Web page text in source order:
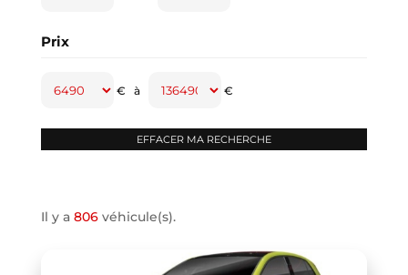
CLASSE A (1)
CLIO IV (1)
COMPASS (1)
Prix
€ à €
Il y a 806véhicule(s).